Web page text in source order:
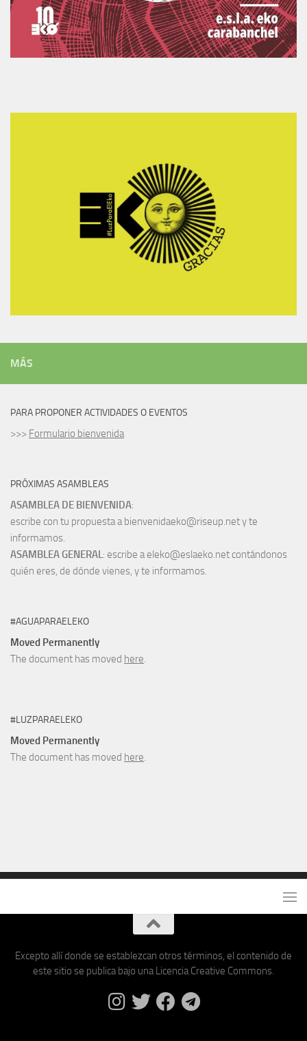
MÁS
PARA PROPONER ACTIVIDADES O EVENTOS
>>> Formulario bienvenida
PRÓXIMAS ASAMBLEAS
ASAMBLEA DE BIENVENIDA:
escribe con tu propuesta a bienvenidaeko@riseup.net y te
informamos.
ASAMBLEA GENERAL: escribe a eleko@eslaeko.net contándonos
quién eres, de dónde vienes, y te informamos.
#AGUAPARAELEKO
Moved Permanently
The document has moved here.
#LUZPARAELEKO
Moved Permanently
The document has moved here.
Excepto allí donde se establezcan otros términos, el contenido de
este sitio se publica bajo una Licencia Creative Commons.